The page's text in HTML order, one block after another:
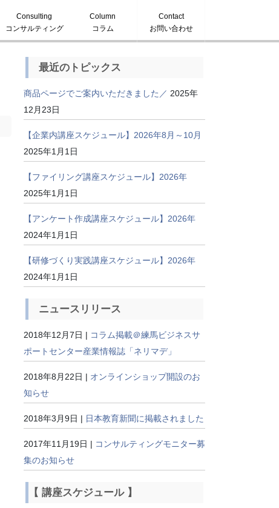
Consulting
コンサルティング
Column
コラム
Contact
お問い合わせ
最近のトピックス
商品ページでご案内いただきました／ 2025年
12月23日
【企業内講座スケジュール】2026年8月～10月
2025年1月1日
【ファイリング講座スケジュール】2026年
2025年1月1日
【アンケート作成講座スケジュール】2026年
2024年1月1日
【研修づくり実践講座スケジュール】2026年
2024年1月1日
ニュースリリース
2018年12月7日 | コラム掲載＠練馬ビジネスサ
ポートセンター産業情報誌「ネリマデ」
2018年8月22日 | オンラインショップ開設のお
知らせ
2018年3月9日 | 日本教育新聞に掲載されました
2017年11月19日 | コンサルティングモニター募
集のお知らせ
【 講座スケジュール 】